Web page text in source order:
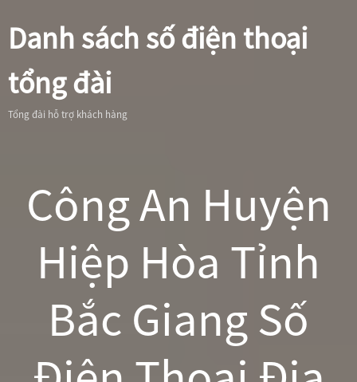
Danh sách số điện thoại
tổng đài
Tổng đài hỗ trợ khách hàng
Công An Huyện
Hiệp Hòa Tỉnh
Bắc Giang Số